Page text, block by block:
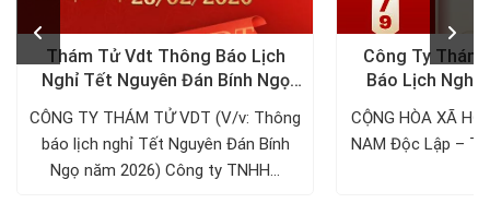
Thám Tử Vdt Thông Báo Lịch
Nghỉ Tết Nguyên Đán Bính Ngọ
2026
CÔNG TY THÁM TỬ VDT (V/v: Thông
báo lịch nghỉ Tết Nguyên Đán Bính
Ngọ năm 2026) Công ty TNHH...
Công Ty Thám
Báo Lịch Nghỉ
2/9/
CỘNG HÒA XÃ
NAM Độc Lập –